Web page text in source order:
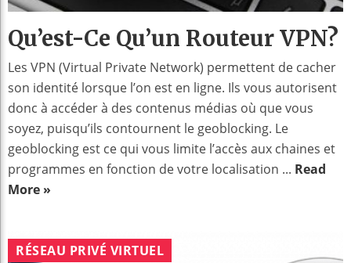
Qu’est-Ce Qu’un Routeur VPN?
Les VPN (Virtual Private Network) permettent de cacher
son identité lorsque l’on est en ligne. Ils vous autorisent
donc à accéder à des contenus médias où que vous
soyez, puisqu’ils contournent le geoblocking. Le
geoblocking est ce qui vous limite l’accès aux chaines et
programmes en fonction de votre localisation ... Read
More »
RÉSEAU PRIVÉ VIRTUEL